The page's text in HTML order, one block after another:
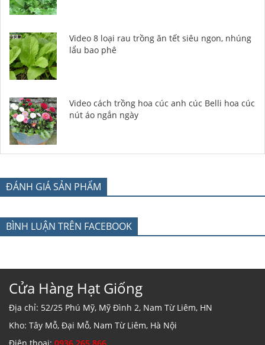
Video 8 loại rau trồng ăn tết siêu ngon, nhúng
lẩu bao phê
Video cách trồng hoa cúc anh cúc Belli hoa cúc
nút áo ngắn ngày
ĐÁNH GIÁ SẢN PHẨM
BÌNH LUẬN TRÊN FACEBOOK
Cửa Hàng Hạt Giống
Địa chỉ: 52/25 Phú Mỹ, Mỹ Đình 2, Nam Từ Liêm, HN
Kho: Tây Mỗ, Đại Mỗ, Nam Từ Liêm, Hà Nội
Điện thoại: 0936 265 866